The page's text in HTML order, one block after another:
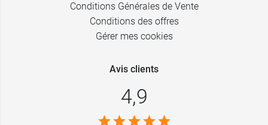
Conditions Générales de Vente
Conditions des offres
Gérer mes cookies
Avis clients
4,9